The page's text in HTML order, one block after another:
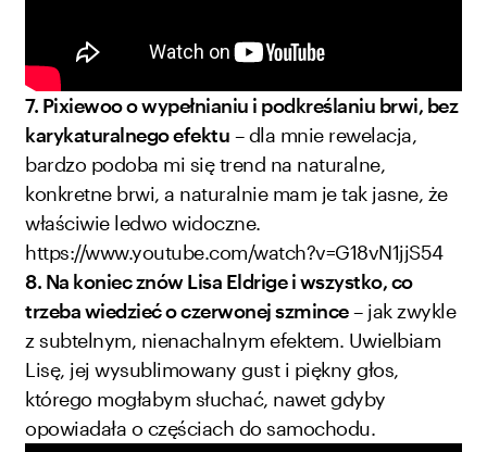
7. Pixiewoo o wypełnianiu i podkreślaniu brwi, bez
karykaturalnego efektu – dla mnie rewelacja,
bardzo podoba mi się trend na naturalne,
konkretne brwi, a naturalnie mam je tak jasne, że
właściwie ledwo widoczne.
https://www.youtube.com/watch?v=G18vN1jjS54
8. Na koniec znów Lisa Eldrige i wszystko, co
trzeba wiedzieć o czerwonej szmince– jak zwykle
z subtelnym, nienachalnym efektem. Uwielbiam
Lisę, jej wysublimowany gust i piękny głos,
którego mogłabym słuchać, nawet gdyby
opowiadała o częściach do samochodu.